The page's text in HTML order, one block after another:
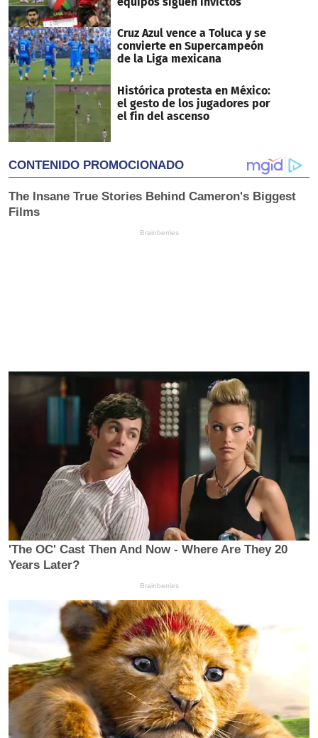
Cruz Azul vence a Toluca y se
convierte en Supercampeón
de la Liga mexicana
Histórica protesta en México:
el gesto de los jugadores por
el fin del ascenso